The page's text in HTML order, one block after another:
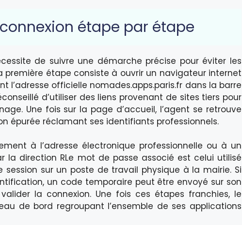
étape par étape
de suivre une démarche précise pour éviter les
première étape consiste à ouvrir un navigateur internet
l’adresse officielle nomades.apps.paris.fr dans la barre
d’utiliser des liens provenant de sites tiers pour
Une fois sur la page d’accueil, l’agent se retrouve
épurée réclamant ses identifiants professionnels.
à l’adresse électronique professionnelle ou à un
la direction RLe mot de passe associé est celui utilisé
sur un poste de travail physique à la mairie. Si
un code temporaire peut être envoyé sur son
la connexion. Une fois ces étapes franchies, le
de bord regroupant l’ensemble de ses applications